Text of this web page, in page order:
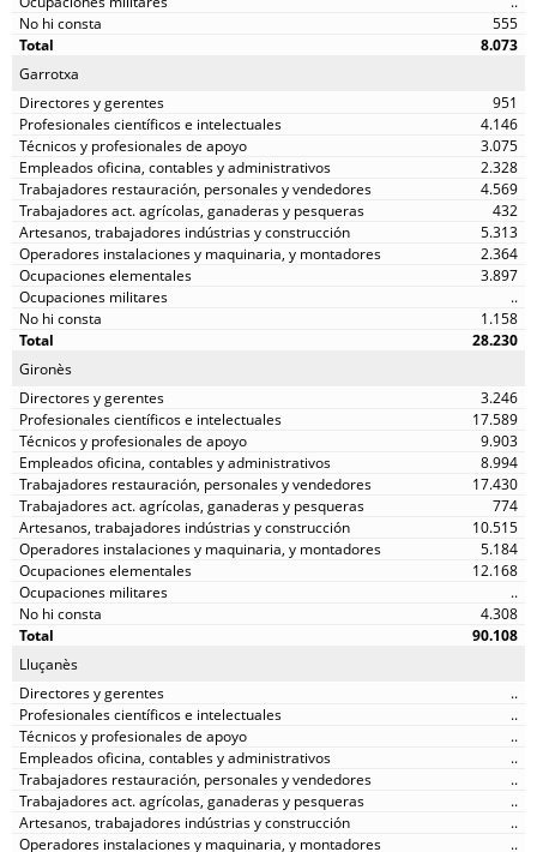
555
8.073
Garrotxa
951
4.146
3.075
2.328
4.569
432
5.313
2.364
3.897
..
1.158
28.230
Gironès
3.246
17.589
9.903
8.994
17.430
774
10.515
5.184
12.168
..
4.308
90.108
Lluçanès
..
..
..
..
..
..
..
..